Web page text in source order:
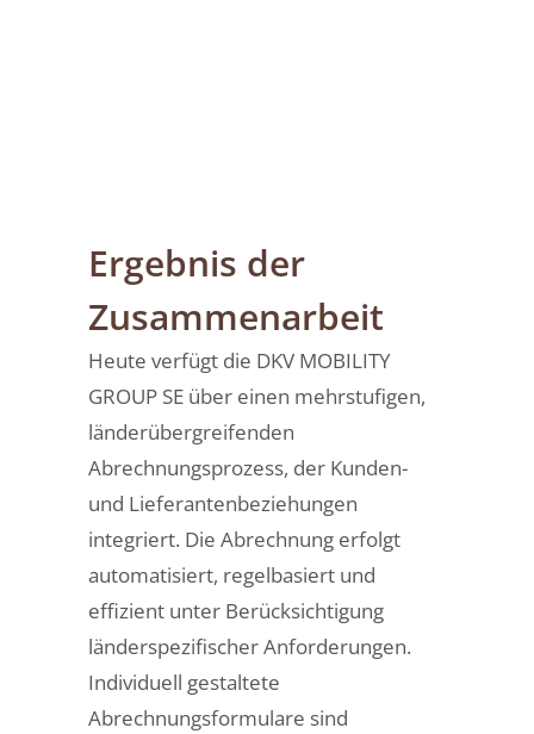
Ergebnis der
Zusammenarbeit
Heute verfügt die DKV MOBILITY
GROUP SE über einen mehrstufigen,
länderübergreifenden
Abrechnungsprozess, der Kunden-
und Lieferantenbeziehungen
integriert. Die Abrechnung erfolgt
automatisiert, regelbasiert und
effizient unter Berücksichtigung
länderspezifischer Anforderungen.
Individuell gestaltete
Abrechnungsformulare sind